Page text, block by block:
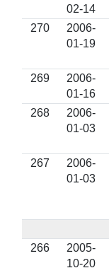
02-14
270
2006-
01-19
269
2006-
01-16
268
2006-
01-03
267
2006-
01-03
266
2005-
10-20